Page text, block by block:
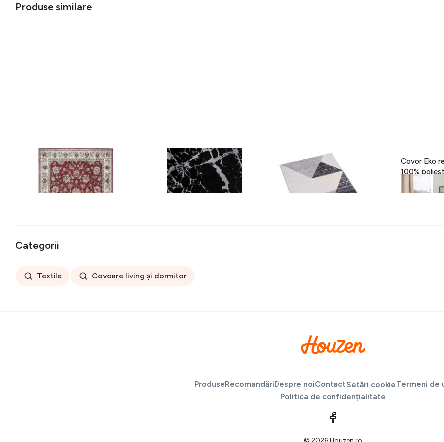
Produse similare
Covor rezistent Eko, ALT 05 - Red,
Ivory, 100% poliester, 80 x 150 cm
Covor rezistent SM 21 - Black,
Silver XW, 80x300 cm
441 lei
Covor Eva, Heinner, 160 x 230 cm,
100% poliester, gri
189 lei
Covor Eko
418 lei
Categorii
Textile Covoare living și dormitor
ProduseRecomandăriDespre noiContactSetări cookieTermeni de
Politica de confidențialitate